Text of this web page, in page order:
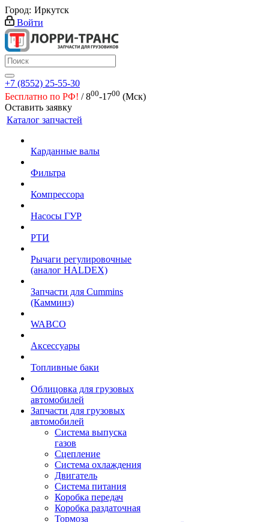
Город: Иркутск
Войти
+7 (8552) 25-55-30
Бесплатно по РФ! / 800-1700 (Мск)
Оставить заявку
Каталог запчастей
Карданные валы
Фильтра
Компрессора
Насосы ГУР
РТИ
Рычаги регулировочные
(аналог HALDEX)
Запчасти для Cummins
(Камминз)
WABCO
Аксессуары
Топливные баки
Облицовка для грузовых
автомобилей
Запчасти для грузовых
автомобилей
Система выпуска
газов
Сцепление
Система охлаждения
Двигатель
Система питания
Коробка передач
Коробка раздаточная
Тормоза